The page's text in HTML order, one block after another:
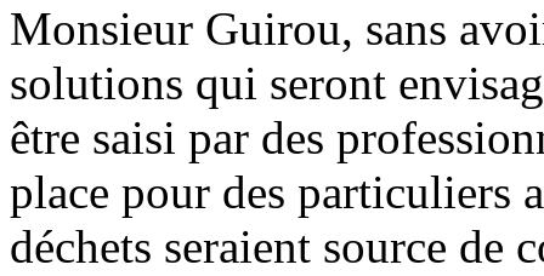
Monsieur Guirou, sans
solutions qui seront
être saisi par des
place pour des particuliers
déchets seraient source de